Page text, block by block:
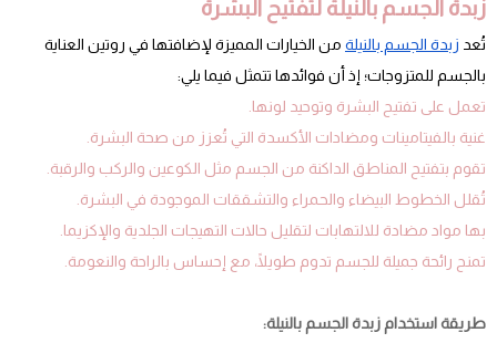
زبدة الجسم بالنيلة لتفتيح البشرة
تُعد زبدة الجسم بالنيلة من الخيارات المميزة لإضافتها في روتين العناية
بالجسم للمتزوجات؛ إذ أن فوائدها تتمثل فيما يلي:
تعمل على تفتيح البشرة وتوحيد لونها.
غنية بالفيتامينات ومضادات الأكسدة التي تُعزز من صحة البشرة.
تقوم بتفتيح المناطق الداكنة من الجسم مثل الكوعين والركب والرقبة.
تُقلل الخطوط البيضاء والحمراء والتشققات الموجودة في البشرة.
بها مواد مضادة للالتهابات لتقليل حالات التهيجات الجلدية والإكزيما.
تمنح رائحة جميلة للجسم تدوم طويلًا، مع إحساس بالراحة والنعومة.
طريقة استخدام زبدة الجسم بالنيلة: